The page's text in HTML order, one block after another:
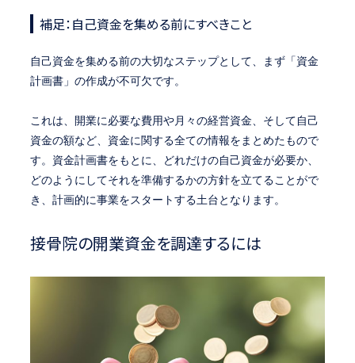
補足：自己資金を集める前にすべきこと
自己資金を集める前の大切なステップとして、まず「資金
計画書」の作成が不可欠です。
これは、開業に必要な費用や月々の経営資金、そして自己
資金の額など、資金に関する全ての情報をまとめたもので
す。資金計画書をもとに、どれだけの自己資金が必要か、
どのようにしてそれを準備するかの方針を立てることがで
き、計画的に事業をスタートする土台となります。
接骨院の開業資金を調達するには